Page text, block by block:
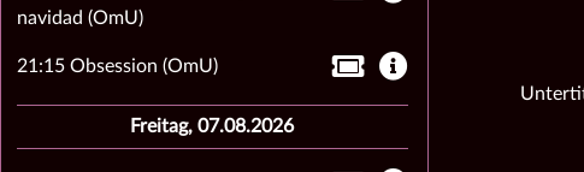
navidad (OmU)
21:15 Obsession (OmU)
Freitag, 07.08.2026